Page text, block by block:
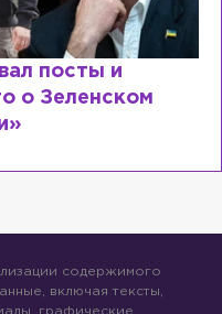
за мужа, но
как Лера
ума
содержимого
включая тексты,